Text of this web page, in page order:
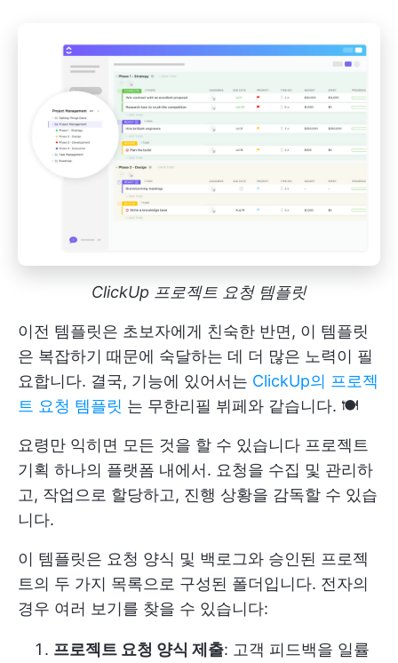
ClickUp 프로젝트 요청 템플릿
이전 템플릿은 초보자에게 친숙한 반면, 이 템플릿
은 복잡하기 때문에 숙달하는 데 더 많은 노력이 필
요합니다. 결국, 기능에 있어서는 ClickUp의 프로젝
트 요청 템플릿 는 무한리필 뷔페와 같습니다. 🍽️
요령만 익히면 모든 것을 할 수 있습니다 프로젝트
기획 하나의 플랫폼 내에서. 요청을 수집 및 관리하
고, 작업으로 할당하고, 진행 상황을 감독할 수 있습
니다.
이 템플릿은 요청 양식 및 백로그와 승인된 프로젝
트의 두 가지 목록으로 구성된 폴더입니다. 전자의
경우 여러 보기를 찾을 수 있습니다:
프로젝트 요청 양식 제출: 고객 피드백을 일률